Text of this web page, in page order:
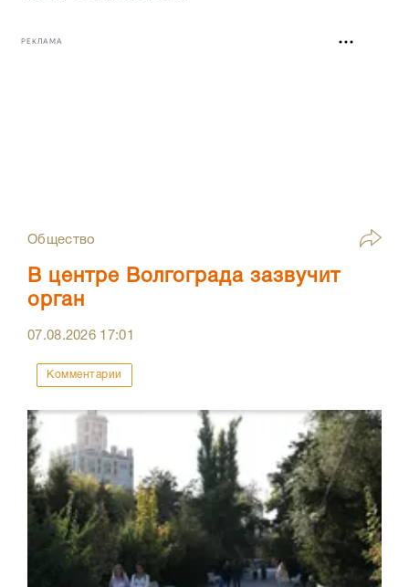
РЕКЛАМА
Общество
В центре Волгограда зазвучит
орган
07.08.2026 17:01
Комментарии